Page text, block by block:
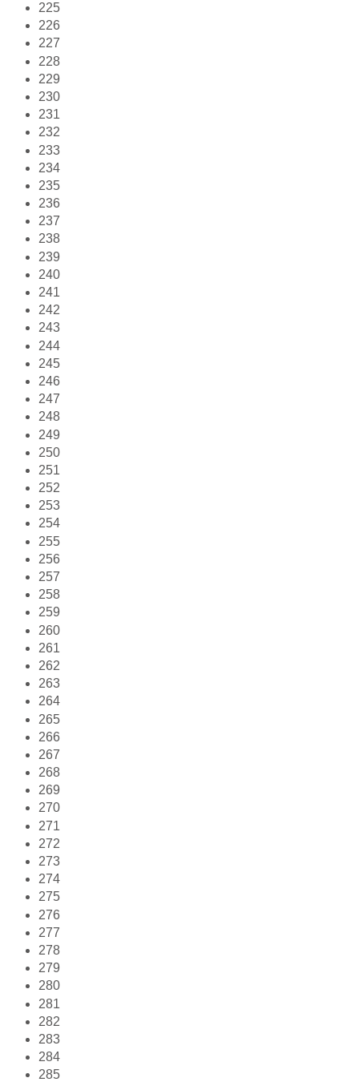
225
226
227
228
229
230
231
232
233
234
235
236
237
238
239
240
241
242
243
244
245
246
247
248
249
250
251
252
253
254
255
256
257
258
259
260
261
262
263
264
265
266
267
268
269
270
271
272
273
274
275
276
277
278
279
280
281
282
283
284
285